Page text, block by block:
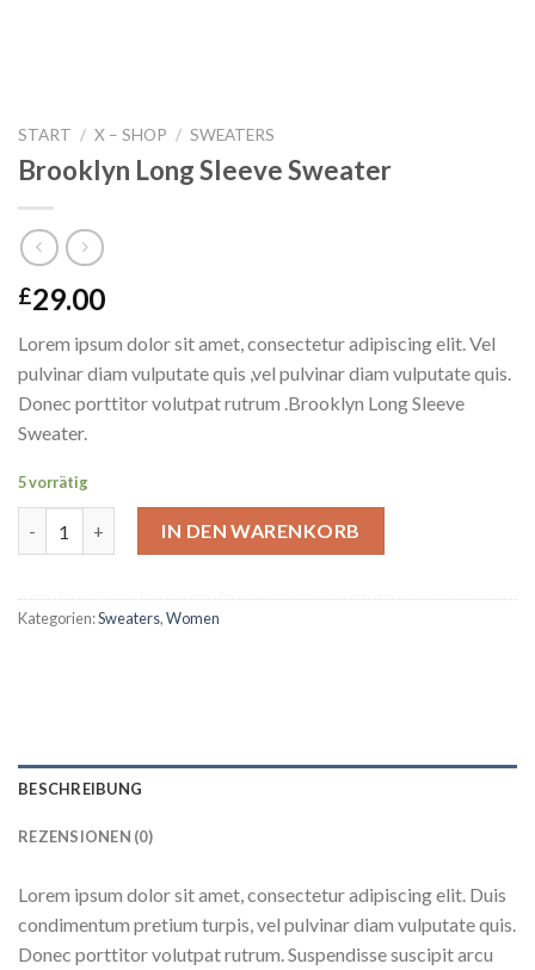
START / X – SHOP / SWEATERS
Brooklyn Long Sleeve Sweater
£29.00
Lorem ipsum dolor sit amet, consectetur adipiscing elit. Vel
pulvinar diam vulputate quis ,vel pulvinar diam vulputate quis.
Donec porttitor volutpat rutrum .Brooklyn Long Sleeve
Sweater.
5 vorrätig
IN DEN WARENKORB
Kategorien:Sweaters,Women
BESCHREIBUNG
REZENSIONEN (0)
Lorem ipsum dolor sit amet, consectetur adipiscing elit. Duis
condimentum pretium turpis, vel pulvinar diam vulputate quis.
Donec porttitor volutpat rutrum. Suspendisse suscipit arcu